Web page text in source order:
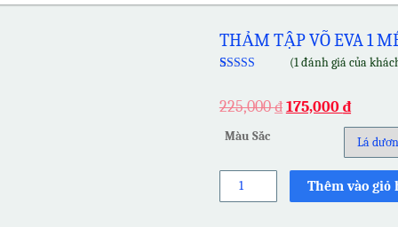
THẢM TẬP VÕ EVA 1
đánh giá
(1đánh giá của
225,000₫ 175,000 ₫
Màu Sắc
Thảm
Thêm vào giỏ